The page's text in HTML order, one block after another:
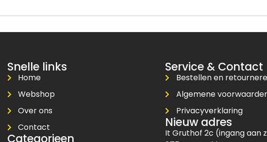
Snelle links
Home
Webshop
Over ons
Contact
Categorieen
Service & Contact
Bestellen en
Algemene
Privacyverklaring
Nieuw adres
It Gruthof 2c (ingang aan